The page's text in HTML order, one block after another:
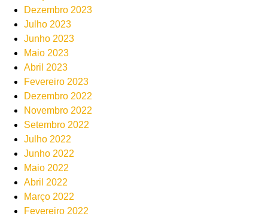
Dezembro 2023
Julho 2023
Junho 2023
Maio 2023
Abril 2023
Fevereiro 2023
Dezembro 2022
Novembro 2022
Setembro 2022
Julho 2022
Junho 2022
Maio 2022
Abril 2022
Março 2022
Fevereiro 2022